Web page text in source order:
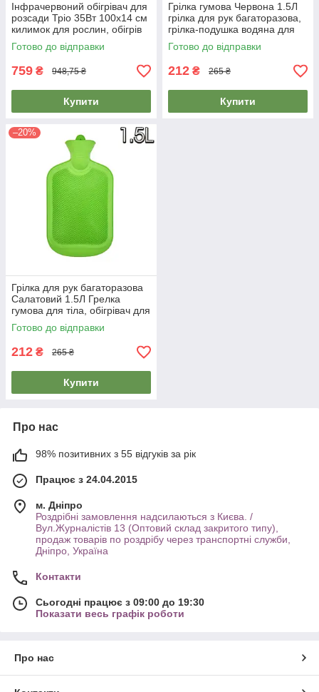
Інфрачервоний обігрівач для
розсади Тріо 35Вт 100х14 см
килимок для рослин, обігрів
брудера, вуликів
Готово до відправки
759 ₴ 948,75 ₴
Купити
Грілка гумова Червона 1.5Л
грілка для рук багаторазова,
грілка-подушка водяна для
обігріву
Готово до відправки
212 ₴ 265 ₴
Купити
–20%
Грілка для рук багаторазова
Салатовий 1.5Л Грелка
гумова для тіла, обігрівач для
рук
Готово до відправки
212 ₴ 265 ₴
Купити
Про нас
98% позитивних з 55 відгуків за рік
Працює з 24.04.2015
м. Дніпро
Роздрібні замовлення надсилаються з Києва. /
Вул.Журналістів 13 (Оптовий склад закритого типу),
продаж товарів по роздрібу через транспортні служби,
Дніпро, Україна
Контакти
Сьогодні працює з 09:00 до 19:30
Показати весь графік роботи
Про нас